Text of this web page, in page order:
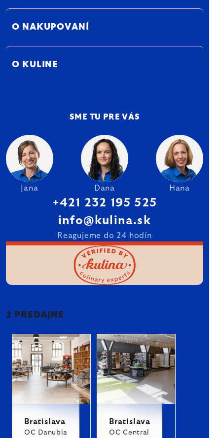
O NAKUPOVANÍ
O KULINE
SME TU PRE VÁS
Jana Dana Hana
+421 232 195 525
info@kulina.sk
Reagujeme do 24 hodín
2 PREDAJNE
Bratislava
OC Danubia
Bratislava
OC Central